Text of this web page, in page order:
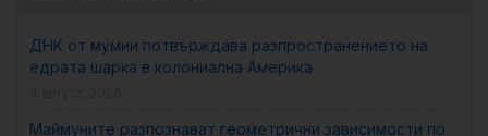
ДНК от мумии потвърждава разпространението на
едрата шарка в колониална Америка
Маймуните разпознават геометрични зависимости по